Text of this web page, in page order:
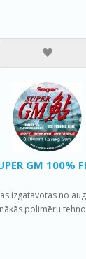
GM 100%
izgatavotas no
polimēru